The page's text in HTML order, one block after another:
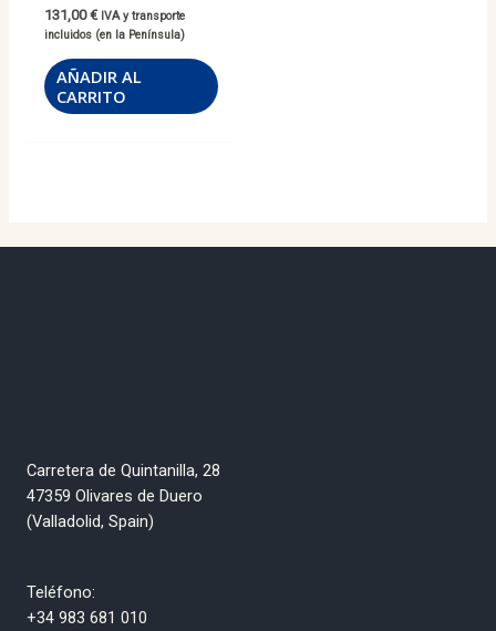
131,00€ IVA y transporte
incluidos (en la Península)
AÑADIR AL
CARRITO
Carretera de Quintanilla, 28
47359 Olivares de Duero
(Valladolid, Spain)
Teléfono:
+34 983 681 010